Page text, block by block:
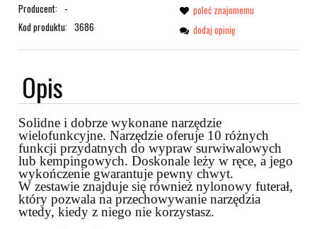
Producent: -
Kod produktu: 3686
poleć znajomemu
dodaj opinię
Opis
Solidne i dobrze wykonane narzędzie
wielofunkcyjne. Narzędzie oferuje 10 różnych
funkcji przydatnych do wypraw surwiwalowych
lub kempingowych. Doskonale leży w ręce, a jego
wykończenie gwarantuje pewny chwyt.
W zestawie znajduje się również nylonowy futerał,
który pozwala na przechowywanie narzędzia
wtedy, kiedy z niego nie korzystasz.